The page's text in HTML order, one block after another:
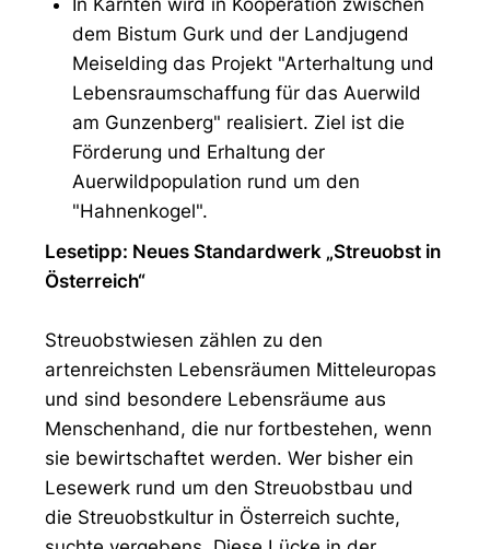
In Kärnten wird in Kooperation zwischen
dem Bistum Gurk und der Landjugend
Meiselding das Projekt "Arterhaltung und
Lebensraumschaffung für das Auerwild
am Gunzenberg" realisiert. Ziel ist die
Förderung und Erhaltung der
Auerwildpopulation rund um den
"Hahnenkogel".
Lesetipp: Neues Standardwerk „Streuobst in
Österreich“
Streuobstwiesen zählen zu den
artenreichsten Lebensräumen Mitteleuropas
und sind besondere Lebensräume aus
Menschenhand, die nur fortbestehen, wenn
sie bewirtschaftet werden. Wer bisher ein
Lesewerk rund um den Streuobstbau und
die Streuobstkultur in Österreich suchte,